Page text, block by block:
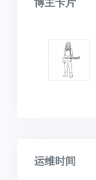
博主卡片
运维时间